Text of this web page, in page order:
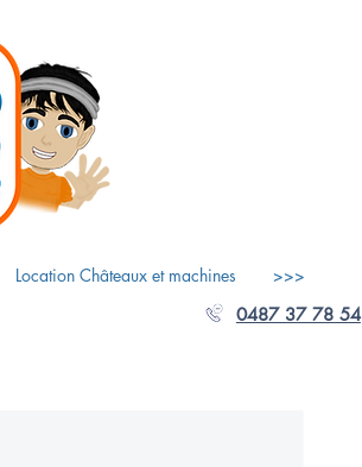
Location Châteaux et machines
>>>
0487 37 78 54